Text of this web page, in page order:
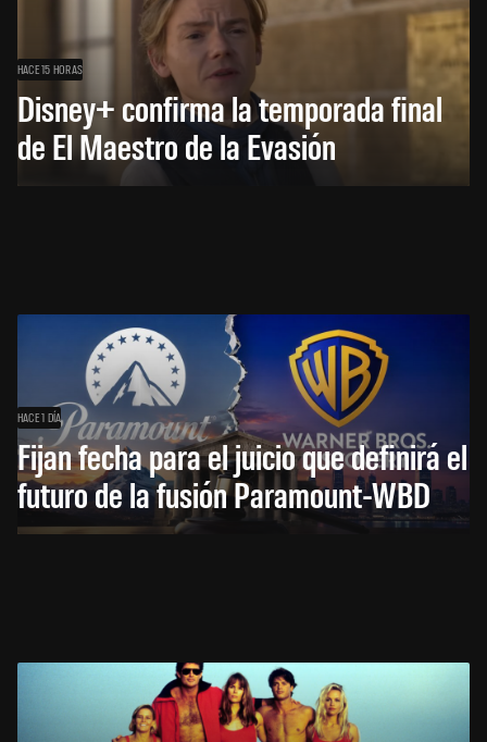
HACE 15 HORAS
Disney+ confirma la temporada final
de El Maestro de la Evasión
HACE 1 DÍA
Fijan fecha para el juicio que definirá el
futuro de la fusión Paramount-WBD